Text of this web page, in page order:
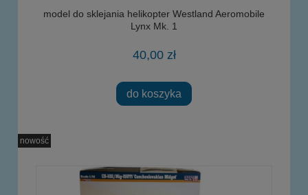
model do sklejania helikopter Westland Aeromobile
Lynx Mk. 1
40,00 zł
do koszyka
nowość